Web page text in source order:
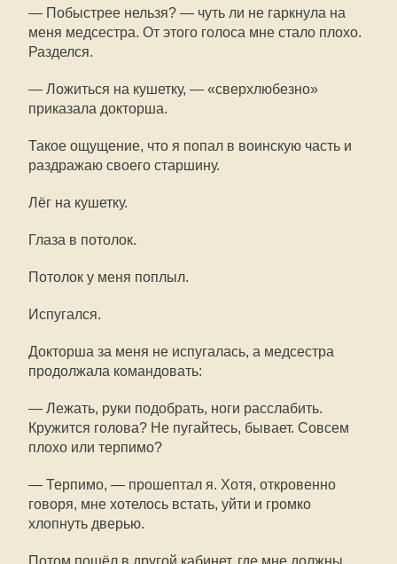
— Побыстрее нельзя? — чуть ли не гаркнула на
меня медсестра. От этого голоса мне стало плохо.
Разделся.
— Ложиться на кушетку, — «сверхлюбезно»
приказала докторша.
Такое ощущение, что я попал в воинскую часть и
раздражаю своего старшину.
Лёг на кушетку.
Глаза в потолок.
Потолок у меня поплыл.
Испугался.
Докторша за меня не испугалась, а медсестра
продолжала командовать:
— Лежать, руки подобрать, ноги расслабить.
Кружится голова? Не пугайтесь, бывает. Совсем
плохо или терпимо?
— Терпимо, — прошептал я. Хотя, откровенно
говоря, мне хотелось встать, уйти и громко
хлопнуть дверью.
Потом пошёл в другой кабинет, где мне должны